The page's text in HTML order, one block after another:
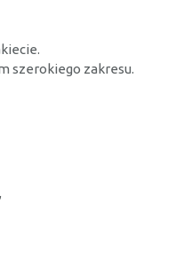
szerokiego zakresu.